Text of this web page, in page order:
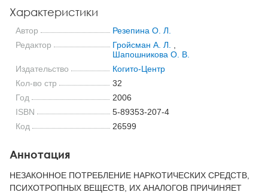
Характеристики
Автор
Резепина О. Л.
Редактор
Гройсман А. Л.
Шапошникова О. В.
Издательство
Когито-Центр
Кол-во стр
32
Год
2006
ISBN
5-89353-207-4
Код
26599
Аннотация
НЕЗАКОННОЕ ПОТРЕБЛЕНИЕ НАРКОТИЧЕСКИХ СРЕДСТВ,
ПСИХОТРОПНЫХ ВЕЩЕСТВ, ИХ АНАЛОГОВ ПРИЧИНЯЕТ